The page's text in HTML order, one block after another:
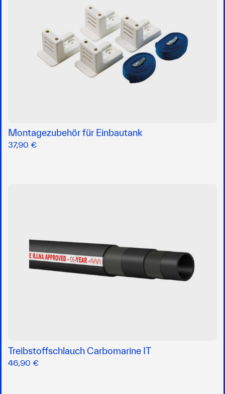
Montagezubehör für Einbautank
37,90 €
Treibstoffschlauch Carbomarine IT
46,90 €